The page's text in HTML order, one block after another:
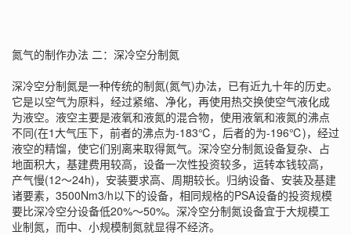
氮气的制作办法 二：深冷空分制氮
深冷空分制氮是一种传统的制氮(氮气)办法，已有近九十年的历史。
它是以空气为原料，经过紧缩、净化，再使用热交换使空气液化成
为液空。液空主要是液氧和液氮的混合物，使用液氧和液氮的沸点
不同(在1大气压下，前者的沸点为-183℃，后者的为-196℃)，经过
液空的精馏，使它们别离来取得氮气。深冷空分制氮设备复杂、占
地面积大，基建费用较高，设备一次性投资较多，运转本钱较高，
产气慢(12～24h)，安装要求高、周期较长。归纳设备、安装及基建
诸要素，3500Nm3/h以下的设备，相同规格的PSA设备的投资规模
要比深冷空分设备低20%～50%。深冷空分制氮设备宜于大规模工
业制氮，而中、小规模制氮就显得不经济。